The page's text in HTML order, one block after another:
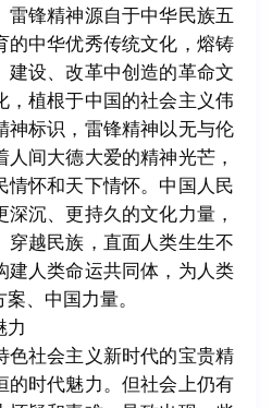
雷锋精神源自于中华民族五
的中华优秀传统文化，熔铸
建设、改革中创造的革命文
，植根于中国的社会主义伟
神标识，雷锋精神以无与伦
间大德大爱的精神光芒，
情怀和天下情怀。中国人民
深沉、更持久的文化力量，
穿越民族，直面人类生生不
建人类命运共同体，为人类
、中国力量。
社会主义新时代的宝贵精
的时代魅力。但社会上仍有